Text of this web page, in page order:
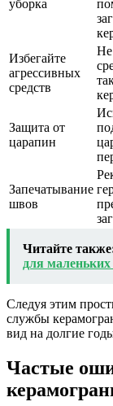
уборка
Избегайте
агрессивных
средств
Не
Защита от
царапин
Запечатывание
швов
Читайте
для
Следуя этим
службы
вид на долгие
Частые